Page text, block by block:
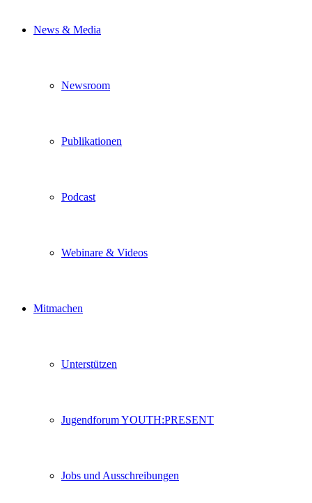
News & Media
Newsroom
Publikationen
Podcast
Webinare & Videos
Mitmachen
Unterstützen
Jugendforum YOUTH:PRESENT
Jobs und Ausschreibungen